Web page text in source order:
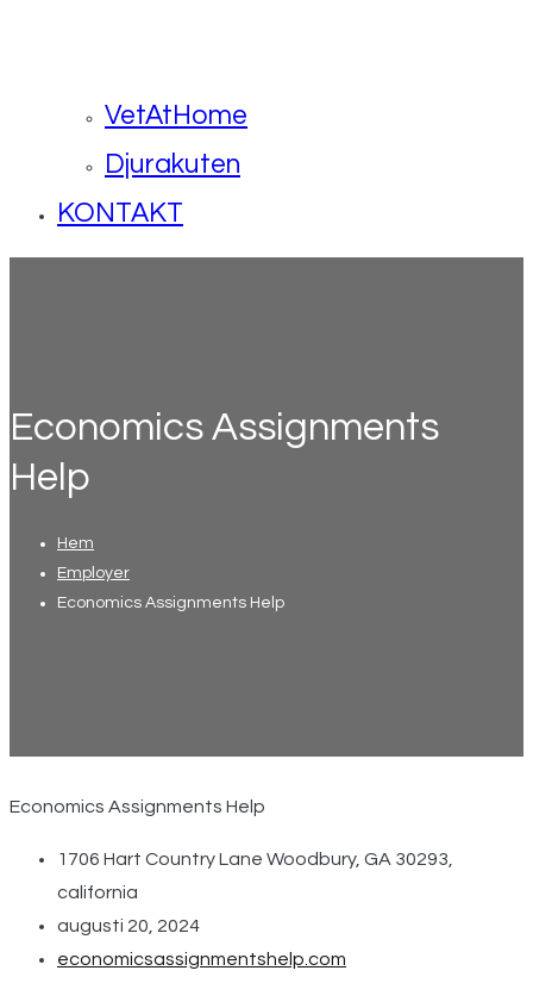
VetAtHome
Djurakuten
KONTAKT
Economics Assignments
Help
Hem
Employer
Economics Assignments Help
Economics Assignments Help
1706 Hart Country Lane Woodbury, GA 30293,
california
augusti 20, 2024
economicsassignmentshelp.com